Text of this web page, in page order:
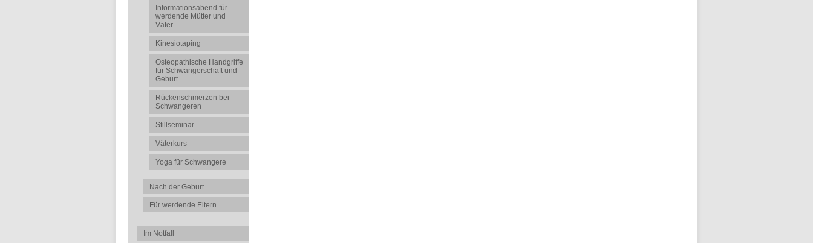
Informationsabend für
werdende Mütter und
Väter
Kinesiotaping
Osteopathische Handgriffe
für Schwangerschaft und
Geburt
Rückenschmerzen bei
Schwangeren
Stillseminar
Väterkurs
Yoga für Schwangere
Nach der Geburt
Für werdende Eltern
Im Notfall